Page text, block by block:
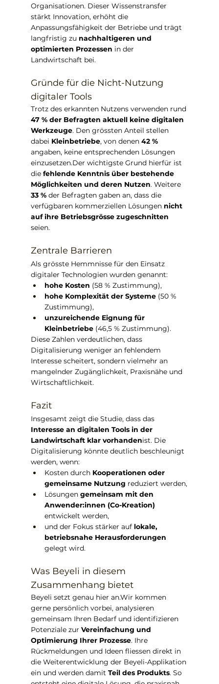
Organisationen. Dieser Wissenstransfer
stärkt Innovation, erhöht die
Anpassungsfähigkeit der Betriebe und trägt
langfristig zu nachhaltigeren und
optimierten Prozessen in der
Landwirtschaft bei.
Gründe für die Nicht-Nutzung
digitaler Tools
Trotz des erkannten Nutzens verwenden rund
47 % der Befragten aktuell keine digitalen
Werkzeuge. Den grössten Anteil stellen
dabei Kleinbetriebe, von denen 42 %
angaben, keine entsprechenden Lösungen
einzusetzen.Der wichtigste Grund hierfür ist
die fehlende Kenntnis über bestehende
Möglichkeiten und deren Nutzen. Weitere
33 % der Befragten gaben an, dass die
verfügbaren kommerziellen Lösungen nicht
auf ihre Betriebsgrösse zugeschnitten
seien.
Zentrale Barrieren
Als grösste Hemmnisse für den Einsatz
digitaler Technologien wurden genannt:
hohe Kosten (58 % Zustimmung),
hohe Komplexität der Systeme (50 %
Zustimmung),
unzureichende Eignung für
Kleinbetriebe (46,5 % Zustimmung).
Diese Zahlen verdeutlichen, dass
Digitalisierung weniger an fehlendem
Interesse scheitert, sondern vielmehr an
mangelnder Zugänglichkeit, Praxisnähe und
Wirtschaftlichkeit.
Fazit
Insgesamt zeigt die Studie, dass das
Interesse an digitalen Tools in der
Landwirtschaft klar vorhandenist. Die
Digitalisierung könnte deutlich beschleunigt
werden, wenn:
Kosten durch Kooperationen oder
gemeinsame Nutzung reduziert werden,
Lösungen gemeinsam mit den
Anwender:innen (Co-Kreation)
entwickelt werden,
und der Fokus stärker auf lokale,
betriebsnahe Herausforderungen
gelegt wird.
Was Beyeli in diesem
Zusammenhang bietet
Beyeli setzt genau hier an.Wir kommen
gerne persönlich vorbei, analysieren
gemeinsam Ihren Bedarf und identifizieren
Potenziale zur Vereinfachung und
Optimierung Ihrer Prozesse. Ihre
Rückmeldungen und Ideen fliessen direkt in
die Weiterentwicklung der Beyeli-Applikation
ein und werden damit Teil des Produkts. So